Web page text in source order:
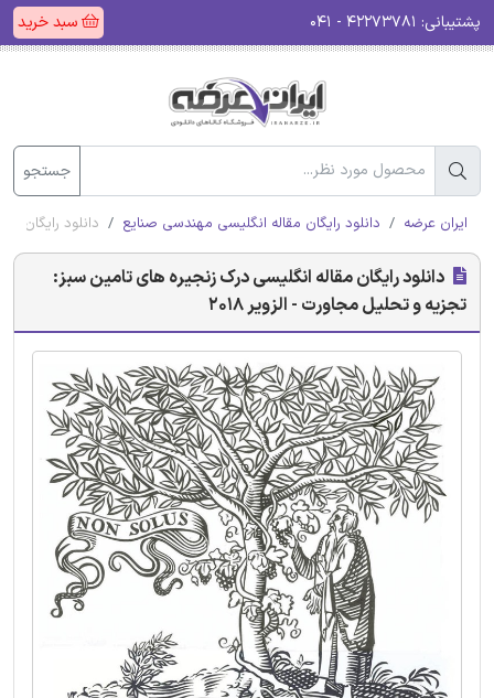
پشتیبانی: سبد خرید
جستجو
ایران عرضه دانلود رایگان مقاله انگلیسی مهندسی صنایع دانلود رایگان
دانلود رایگان مقاله انگلیسی درک زنجیره های تامین سبز:
تجزیه و تحلیل مجاورت - الزویر 2018